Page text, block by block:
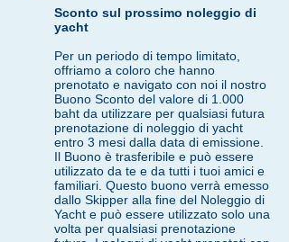
Sconto sul prossimo noleggio di
yacht
Per un periodo di tempo limitato,
offriamo a coloro che hanno
prenotato e navigato con noi il nostro
Buono Sconto del valore di 1.000
baht da utilizzare per qualsiasi futura
prenotazione di noleggio di yacht
entro 3 mesi dalla data di emissione.
Il Buono è trasferibile e può essere
utilizzato da te e da tutti i tuoi amici e
familiari. Questo buono verrà emesso
dallo Skipper alla fine del Noleggio di
Yacht e può essere utilizzato solo una
volta per qualsiasi prenotazione